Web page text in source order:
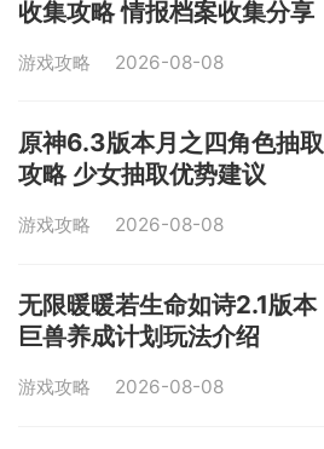
收集攻略 情报档案收集分享
游戏攻略 2026-08-08
原神6.3版本月之四角色抽取
攻略 少女抽取优势建议
游戏攻略 2026-08-08
无限暖暖若生命如诗2.1版本
巨兽养成计划玩法介绍
游戏攻略 2026-08-08